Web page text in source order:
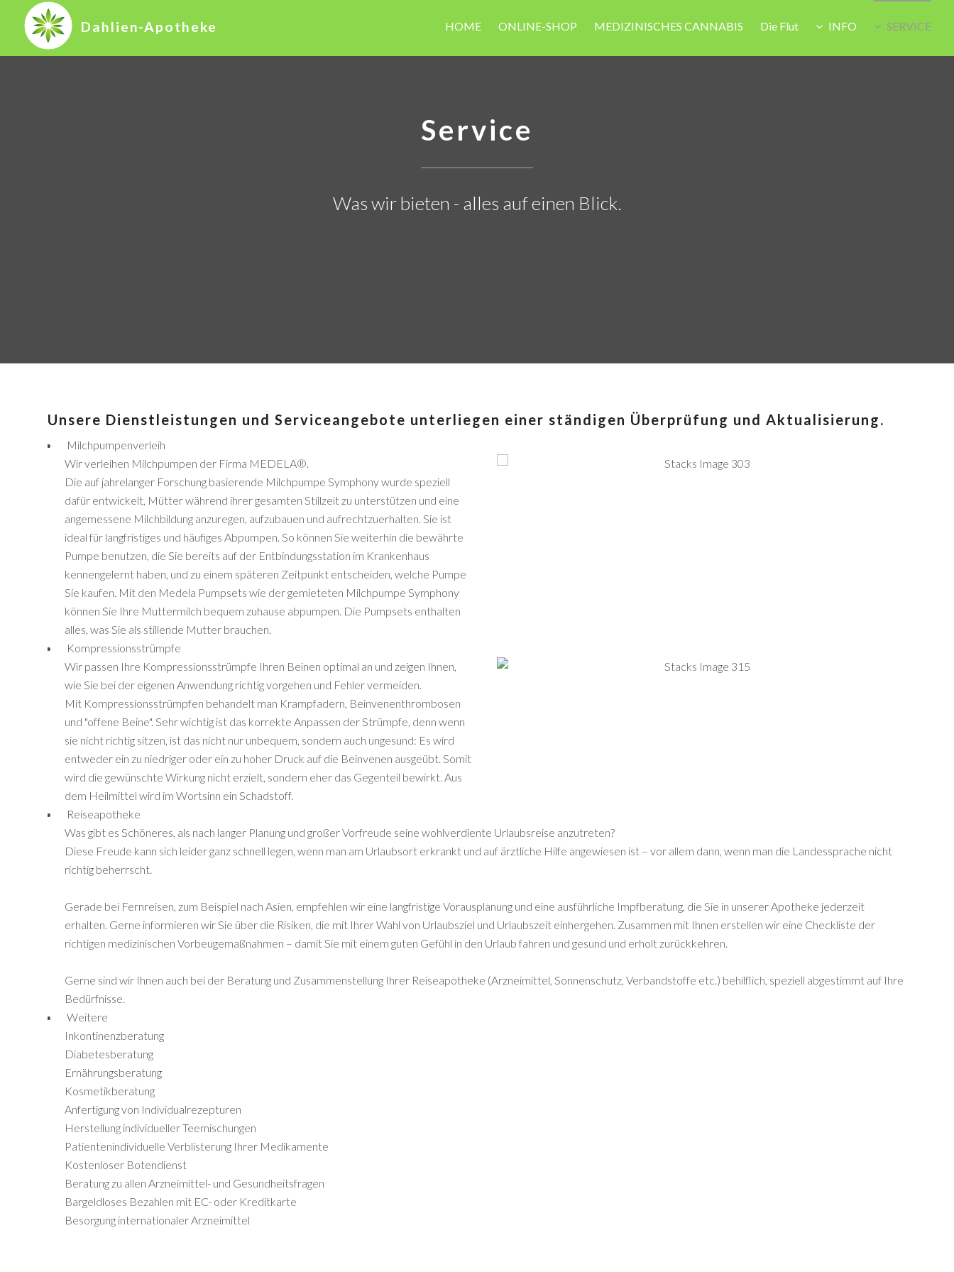
Dahlien-Apotheke HOME ONLINE-SHOP MEDIZINISCHES CANNABIS Die Flut INFO SERVICE
Service
Was wir bieten - alles auf einen Blick.
Unsere Dienstleistungen und Serviceangebote unterliegen einer ständigen Überprüfung und Aktualisierung.
Milchpumpenverleih
Wir verleihen Milchpumpen der Firma MEDELA®.
Die auf jahrelanger Forschung basierende Milchpumpe Symphony wurde speziell
dafür entwickelt, Mütter während ihrer gesamten Stillzeit zu unterstützen und eine
angemessene Milchbildung anzuregen, aufzubauen und aufrechtzuerhalten. Sie ist
ideal für langfristiges und häufiges Abpumpen. So können Sie weiterhin die bewährte
Pumpe benutzen, die Sie bereits auf der Entbindungsstation im Krankenhaus
kennengelernt haben, und zu einem späteren Zeitpunkt entscheiden, welche Pumpe
Sie kaufen. Mit den Medela Pumpsets wie der gemieteten Milchpumpe Symphony
können Sie Ihre Muttermilch bequem zuhause abpumpen. Die Pumpsets enthalten
alles, was Sie als stillende Mutter brauchen.
Kompressionsstrümpfe
Wir passen Ihre Kompressionsstrümpfe Ihren Beinen optimal an und zeigen Ihnen,
wie Sie bei der eigenen Anwendung richtig vorgehen und Fehler vermeiden.
Mit Kompressionsstrümpfen behandelt man Krampfadern, Beinvenenthrombosen
und "offene Beine". Sehr wichtig ist das korrekte Anpassen der Strümpfe, denn wenn
sie nicht richtig sitzen, ist das nicht nur unbequem, sondern auch ungesund: Es wird
entweder ein zu niedriger oder ein zu hoher Druck auf die Beinvenen ausgeübt. Somit
wird die gewünschte Wirkung nicht erzielt, sondern eher das Gegenteil bewirkt. Aus
dem Heilmittel wird im Wortsinn ein Schadstoff.
Reiseapotheke
Was gibt es Schöneres, als nach langer Planung und großer Vorfreude seine wohlverdiente Urlaubsreise anzutreten?
Diese Freude kann sich leider ganz schnell legen, wenn man am Urlaubsort erkrankt und auf ärztliche Hilfe angewiesen ist – vor allem dann, wenn man die Landessprache nicht
richtig beherrscht.
Gerade bei Fernreisen, zum Beispiel nach Asien, empfehlen wir eine langfristige Vorausplanung und eine ausführliche Impfberatung, die Sie in unserer Apotheke jederzeit
erhalten. Gerne informieren wir Sie über die Risiken, die mit Ihrer Wahl von Urlaubsziel und Urlaubszeit einhergehen. Zusammen mit Ihnen erstellen wir eine Checkliste der
richtigen medizinischen Vorbeugemaßnahmen – damit Sie mit einem guten Gefühl in den Urlaub fahren und gesund und erholt zurückkehren.
Gerne sind wir Ihnen auch bei der Beratung und Zusammenstellung Ihrer Reiseapotheke (Arzneimittel, Sonnenschutz, Verbandstoffe etc.) behilflich, speziell abgestimmt auf Ihre
Bedürfnisse.
Weitere
Inkontinenzberatung
Diabetesberatung
Ernährungsberatung
Kosmetikberatung
Anfertigung von Individualrezepturen
Herstellung individueller Teemischungen
Patientenindividuelle Verblisterung Ihrer Medikamente
Kostenloser Botendienst
Beratung zu allen Arzneimittel- und Gesundheitsfragen
Bargeldloses Bezahlen mit EC- oder Kreditkarte
Besorgung internationaler Arzneimittel